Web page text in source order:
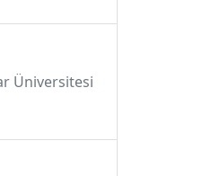
Üniversitesi